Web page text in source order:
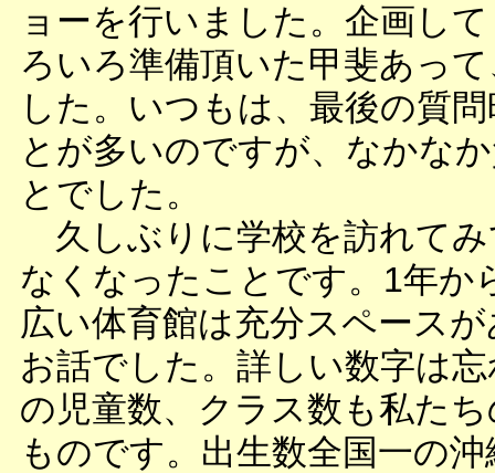
ョーを行いました。企画し
ろいろ準備頂いた甲斐あっ
した。いつもは、最後の質
とが多いのですが、なかな
とでした。
久しぶりに学校を訪れて
なくなったことです。1年か
広い体育館は充分スペース
お話でした。詳しい数字は
の児童数、クラス数も私た
ものです。出生数全国一の